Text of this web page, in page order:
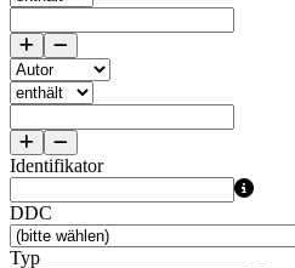
Identifikator
DDC
Typ